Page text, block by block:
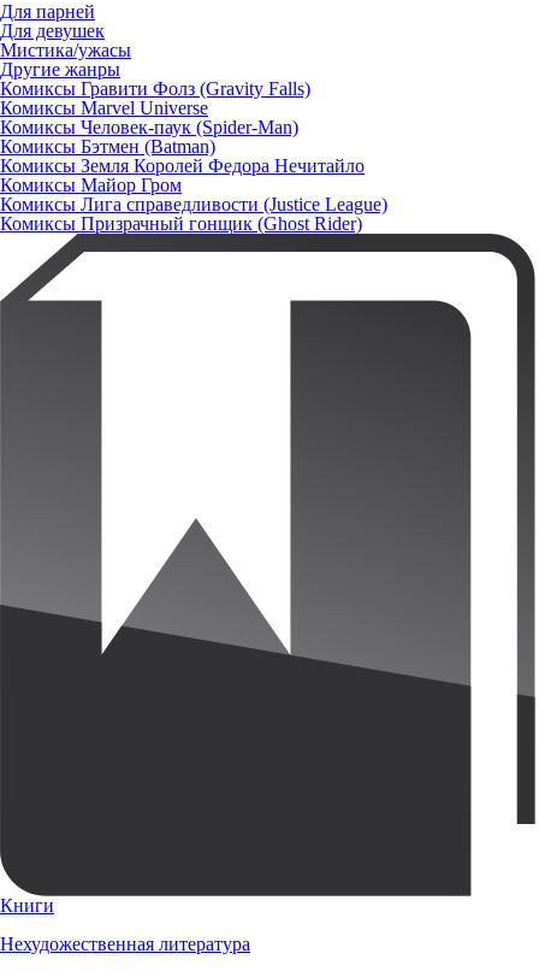
Для парней
Для девушек
Мистика/ужасы
Другие жанры
Комиксы Гравити Фолз (Gravity Falls)
Комиксы Marvel Universe
Комиксы Человек-паук (Spider-Man)
Комиксы Бэтмен (Batman)
Комиксы Земля Королей Федора Нечитайло
Комиксы Майор Гром
Комиксы Лига справедливости (Justice League)
Комиксы Призрачный гонщик (Ghost Rider)
Книги
Нехудожественная литература